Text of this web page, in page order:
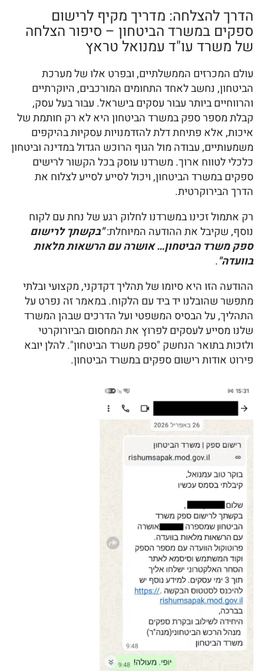
הדרך להצלחה: מדריך מקיף לרישום
ספקים במשרד הביטחון – סיפור הצלחה
של משרד עו"ד עמנואל טראץ
עולם המכרזים הממשלתיים, ובפרט אלו של מערכת
הביטחון, נחשב לאחד התחומים המורכבים, היוקרתיים
והרווחיים ביותר עבור עסקים בישראל. עבור בעל עסק,
קבלת מספר ספק במשרד הביטחון היא לא רק חותמת של
איכות, אלא פתיחת דלת להזדמנויות עסקיות בהיקפים
משמעותיים, עבודה מול הגוף הרוכש הגדול במדינה וביטחון
כלכלי לטווח ארוך. משרדנו עוסק בכל הקשור לרישים
ספקים במשרד הביטחון, ויכול לסייע לסייע לצלוח את
הדרך הבירוקרטית.
רק אתמול זכינו במשרדנו לחלוק רגע של נחת עם לקוח
נוסף, שקיבל את ההודעה המיוחלת:"בקשתך לרישום
ספק משרד הביטחון… אושרה עם הרשאות מלאות
בוועדה".
ההודעה הזו היא סיומו של תהליך דקדקני, מקצועי ובלתי
מתפשר שהובלנו יד ביד עם הלקוח. במאמר זה נפרט על
התהליך, על הבסיס המשפטי ועל הדרכים שבהן המשרד
שלנו מסייע לעסקים לפרוץ את המחסום הביורוקרטי
ולזכות בתואר הנחשק "ספק משרד הביטחון". להלן יובא
פירוט אודות רישום ספקים במשרד הביטחון.